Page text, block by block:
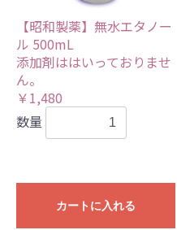
【昭和製薬】無水エタノー
ル 500mL
添加剤ははいっておりませ
ん。
￥1,480
数量
カートに入れる